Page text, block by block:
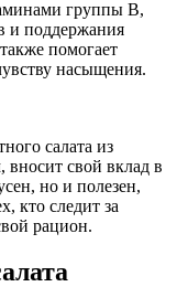
группы B,
и поддержания
помогает
насыщения.
салата из
вносит свой вклад в
но и полезен,
кто следит за
рацион.